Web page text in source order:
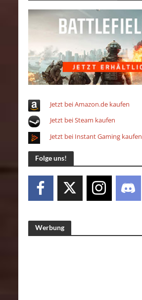
Jetzt bei Amazon.de kaufen
Jetzt bei Steam kaufen
Jetzt bei Instant Gaming kaufen
Folge uns!
Werbung